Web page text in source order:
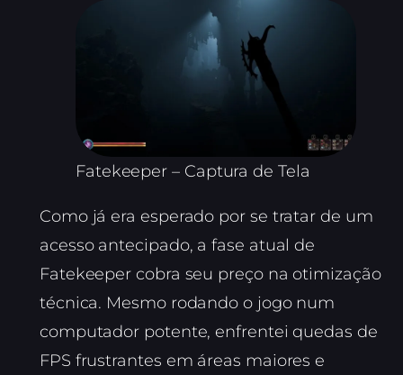
Fatekeeper – Captura de Tela
Como já era esperado por se tratar de um
acesso antecipado, a fase atual de
Fatekeeper cobra seu preço na otimização
técnica. Mesmo rodando o jogo num
computador potente, enfrentei quedas de
FPS frustrantes em áreas maiores e